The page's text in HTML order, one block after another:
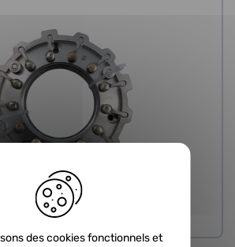
PIÈCE DÉTACHÉE
des cookies fonctionnels et